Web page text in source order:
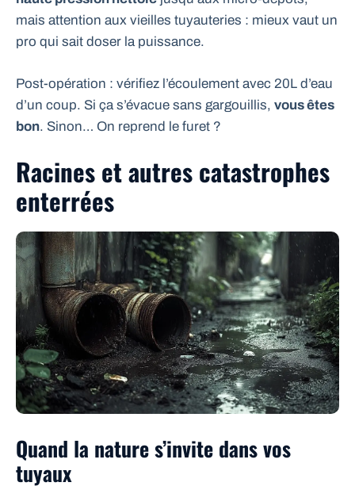
mais attention aux vieilles tuyauteries : mieux vaut un
pro qui sait doser la puissance.
Post-opération : vérifiez l’écoulement avec 20L d’eau
d’un coup. Si ça s’évacue sans gargouillis, vous êtes
bon. Sinon… On reprend le furet ?
Racines et autres catastrophes
enterrées
Quand la nature s’invite dans vos
tuyaux